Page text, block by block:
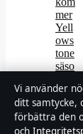
mer
Yell
ows
tone
säso
i
Sver
ige?
Stre
Vi använder
ditt samtycke,
förbättra den
och